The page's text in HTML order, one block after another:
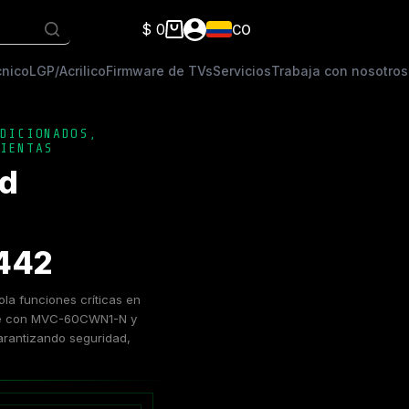
Carro
compra
$ 0 CO
LGP/AcrilicoFirmware de TVsServiciosTrabaja con nosotros
funciones críticas en
MVC-60CWN1-N y
seguridad,